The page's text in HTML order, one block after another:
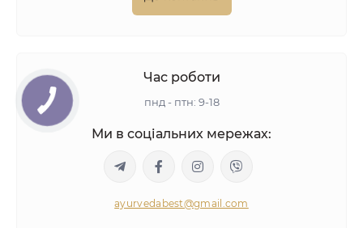
Час роботи
пнд - птн: 9-18
Ми в соціальних мережах:
ayurvedabest@gmail.com